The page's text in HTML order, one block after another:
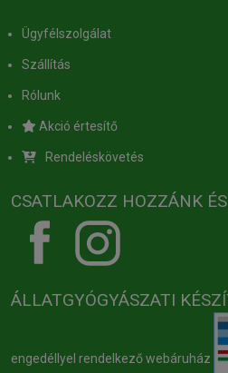
Ügyfélszolgálat
Szállítás
Rólunk
Akció értesítő
Rendeléskövetés
CSATLAKOZZ HOZZÁNK
ÁLLATGYÓGYÁSZATI
engedéllyel rendelkező webáruház